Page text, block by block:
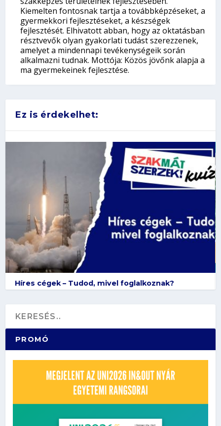
Kiemelten fontosnak tartja a továbbképzéseket, a
gyermekkori fejlesztéseket, a készségek
fejlesztését. Elhivatott abban, hogy az oktatásban
résztvevők olyan gyakorlati tudást szerezzenek,
amelyet a mindennapi tevékenységeik során
alkalmazni tudnak. Mottója: Közös jövőnk alapja a
ma gyermekeinek fejlesztése.
Ez is érdekelhet:
Híres cégek – Tudod, mivel foglalkoznak?
PROMÓ